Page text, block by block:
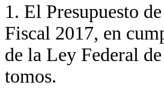
1. El Presupuesto
Fiscal 2017, en
de la Ley Federal
tomos.